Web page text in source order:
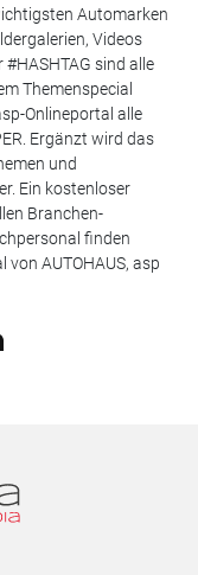
Automarken
Videos
sind alle
Themenspecial
Onlineportal alle
Ergänzt wird das
und
Ein kostenloser
Branchen-
finden
AUTOHAUS, asp